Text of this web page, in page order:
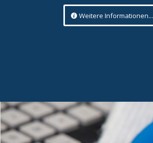
Weitere Informationen...